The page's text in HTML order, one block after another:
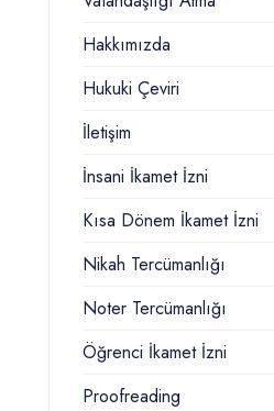
Hakkımızda
Hukuki Çeviri
İletişim
İnsani İkamet İzni
Kısa Dönem İkamet İzni
Nikah Tercümanlığı
Noter Tercümanlığı
Öğrenci İkamet İzni
Proofreading